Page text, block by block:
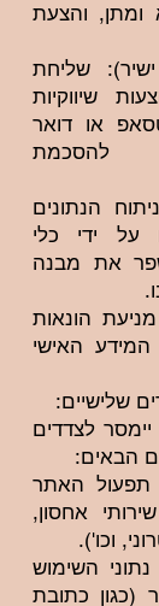
והצעת
ישיר): שליחת
שיווקיות
או דואר
להסכמת
הנתונים
על ידי כלי
את מבנה
הונאות
האישי
שלישיים:
לצדדים
הבאים:
תפעול האתר
אחסון,
וכו').
השימוש
(כגון כתובת